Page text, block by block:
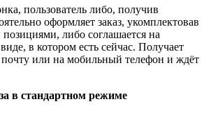
пользователь либо, получив
оформляет заказ, укомплектовав
либо соглашается на
в котором есть сейчас. Получает
или на мобильный телефон и ждёт
в стандартном режиме